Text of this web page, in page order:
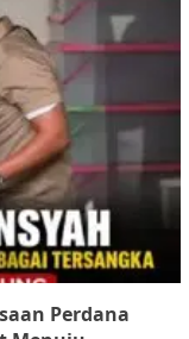
Perdana